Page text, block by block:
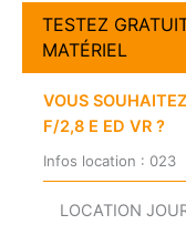
VR
TESTEZ
MATÉRIEL
VOUS
F/2,8 E ED VR ?
Infos location : 023
LOCATION